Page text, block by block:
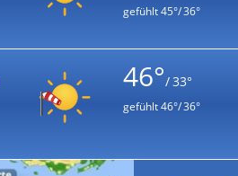
gefühlt45°/ 36°
46°/ 33°
gefühlt46°/ 36°